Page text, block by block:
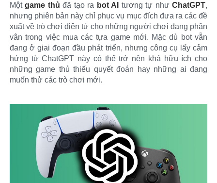
Mộtgame thủ đã tạo ra bot AI tương tự nhưChatGPT,
nhưng phiên bản này chỉ phục vụ mục đích đưa ra các đề
xuất về trò chơi điện tử cho những người chơi đang phân
vân trong việc mua các tựa game mới. Mặc dù bot vẫn
đang ở giai đoạn đầu phát triển, nhưng công cụ lấy cảm
hứng từ ChatGPT này có thể trở nên khá hữu ích cho
những game thủ thiếu quyết đoán hay những ai đang
muốn thử các trò chơi mới.